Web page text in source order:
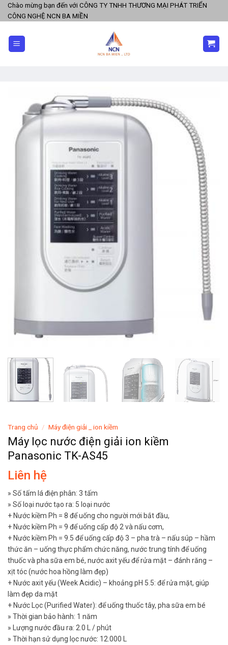
SkipChào mừng bạn đến với CÔNG TY TNHH THƯƠNG MẠI PHÁT TRIỂN
CÔNG NGHỆ NCN BA MIỀN
Trang chủ / Máy điện giải _ ion kiềm
Máy lọc nước điện giải ion kiềm
Panasonic TK-AS45
Liên hệ
» Số tấm lá điện phân: 3 tấm
» Số loại nước tạo ra: 5 loại nước
+ Nước kiềm Ph = 8 để uống cho người mới bắt đầu,
+ Nước kiềm Ph = 9 để uống cấp độ 2 và nấu cơm,
+ Nước kiềm Ph = 9.5 để uống cấp độ 3 – pha trà – nấu súp – hầm
thức ăn – uống thực phẩm chức năng, nước trung tính để uống
thuốc và pha sữa em bé, nước axit yếu để rửa mặt – đánh răng –
xịt tóc (nước hoa hồng làm đẹp)
+ Nước axit yếu (Week Acidic) – khoảng pH 5.5: để rửa mặt, giúp
làm đẹp da mặt
+ Nước Lọc (Purified Water): để uống thuốc tây, pha sữa em bé
» Thời gian bảo hành: 1 năm
» Lượng nước đầu ra: 2.0 L / phút
» Thời hạn sử dụng lọc nước: 12.000 L